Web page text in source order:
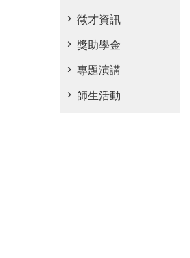
徵才資訊
獎助學金
專題演講
師生活動